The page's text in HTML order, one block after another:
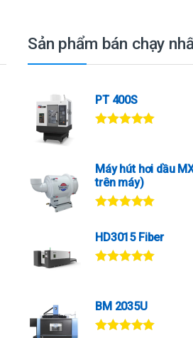
Sản phẩm bán chạy
PT 400S
Máy hút hơi dầu
trên máy)
sao
HD3015 Fiber
BM 2035U